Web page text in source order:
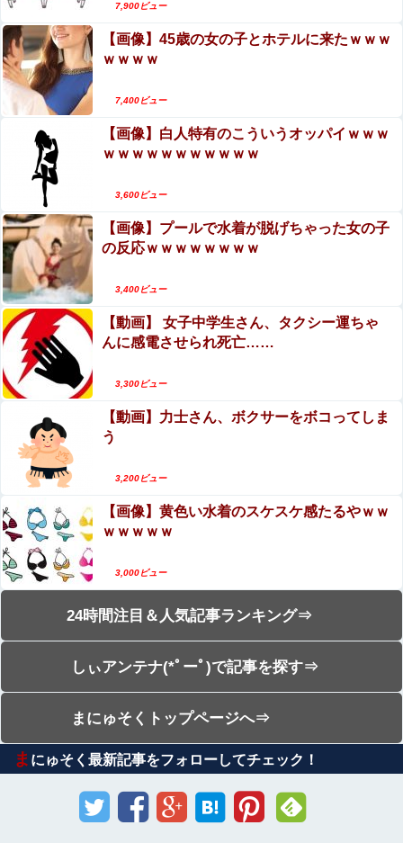
7,900ビュー
【画像】45歳の女の子とホテルに来たｗｗｗ
ｗｗｗｗ
7,400ビュー
【画像】白人特有のこういうオッパイｗｗｗ
ｗｗｗｗｗｗｗｗｗｗｗ
3,600ビュー
【画像】プールで水着が脱げちゃった女の子
の反応ｗｗｗｗｗｗｗｗ
3,400ビュー
【動画】 女子中学生さん、タクシー運ちゃ
んに感電させられ死亡……
3,300ビュー
【動画】力士さん、ボクサーをボコってしま
う
3,200ビュー
【画像】黄色い水着のスケスケ感たるやｗｗ
ｗｗｗｗｗ
3,000ビュー
24時間注目＆人気記事ランキング⇒
しぃアンテナ(*ﾟーﾟ)で記事を探す⇒
まにゅそくトップページへ⇒
ま にゅそく最新記事をフォローしてチェック！